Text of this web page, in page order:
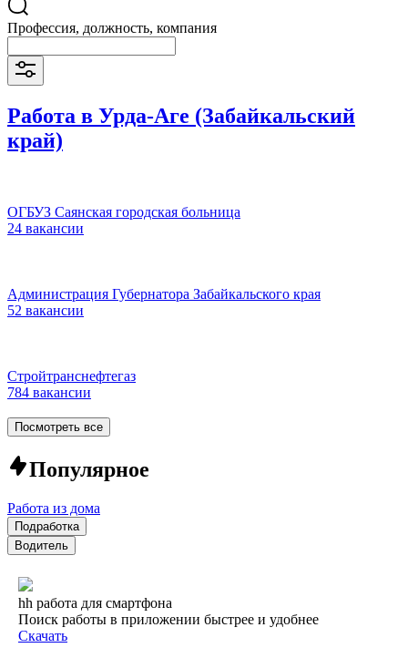
Профессия, должность, компания
Работа в Урда-Аге (Забайкальский
край)
ОГБУЗ Саянская городская больница
24 вакансии
Администрация Губернатора Забайкальского края
52 вакансии
Стройтранснефтегаз
784 вакансии
Посмотреть все
Популярное
Работа из дома
Подработка
Водитель
hh работа для смартфона
Поиск работы в приложении быстрее и удобнее
Скачать